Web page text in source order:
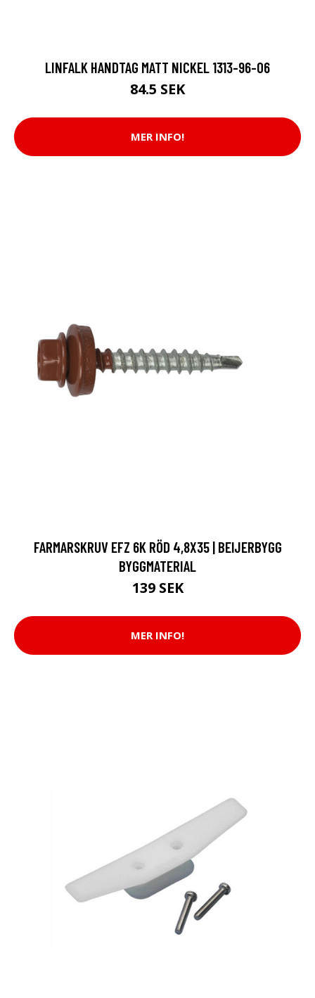
LINFALK HANDTAG MATT NICKEL 1313-96-06
84.5 SEK
MER INFO!
FARMARSKRUV EFZ 6K RÖD 4,8X35 | BEIJERBYGG
BYGGMATERIAL
139 SEK
MER INFO!